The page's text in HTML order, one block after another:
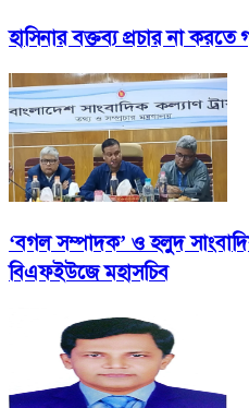
হাসিনার বক্তব্য প্রচার না
‘বগল সম্পাদক’ ও হলুদ
বিএফইউজে মহাসচিব